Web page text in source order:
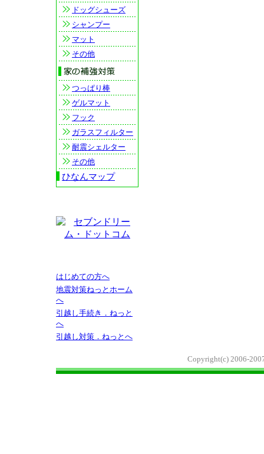
ドッグシューズ
シャンプー
マット
その他
つっぱり棒
ゲルマット
フック
ガラスフィルター
耐震シェルター
その他
ひなんマップ
はじめての方へ
地震対策ねっとホーム
へ
引越し手続き．ねっと
へ
引越し対策．ねっとへ
Copyright(c) 2006-